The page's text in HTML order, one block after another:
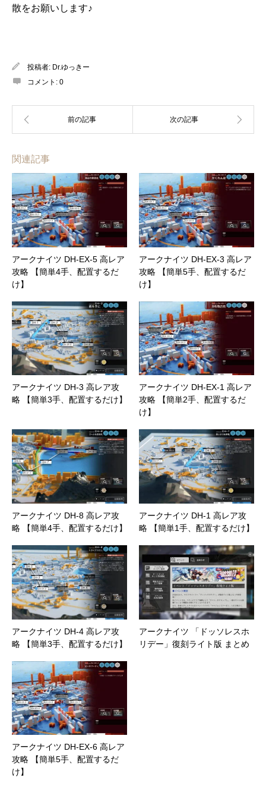
散をお願いします♪
投稿者: Dr.ゆっきー
コメント: 0
関連記事
アークナイツ DH-EX-5 高レア
攻略 【簡単4手、配置するだ
け】
アークナイツ DH-EX-3 高レア
攻略 【簡単5手、配置するだ
け】
アークナイツ DH-3 高レア攻
略 【簡単3手、配置するだけ】
アークナイツ DH-EX-1 高レア
攻略 【簡単2手、配置するだ
け】
アークナイツ DH-8 高レア攻
略 【簡単4手、配置するだけ】
アークナイツ DH-1 高レア攻
略 【簡単1手、配置するだけ】
アークナイツ DH-4 高レア攻
略 【簡単3手、配置するだけ】
アークナイツ 「ドッソレスホ
リデー」復刻ライト版 まとめ
アークナイツ DH-EX-6 高レア
攻略 【簡単5手、配置するだ
け】